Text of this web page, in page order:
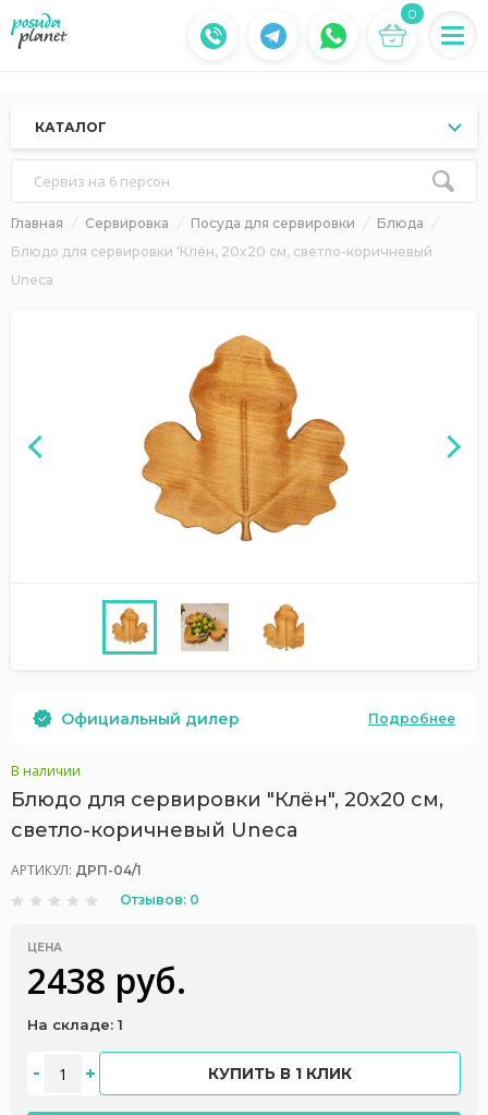
0
КАТАЛОГ
Сервиз на 6 персон
Главная Сервировка Посуда для сервировки
Блюда
Блюдо для сервировки 'Клён, 20x20 см, светло-коричневый
Uneca
Официальный дилер Подробнее
В наличии
Блюдо для сервировки "Клён", 20x20 см,
светло-коричневый Uneca
АРТИКУЛ: ДРП-04/1
Отзывов: 0
ЦЕНА
2438 руб.
На складе: 1
КУПИТЬ В 1 КЛИК